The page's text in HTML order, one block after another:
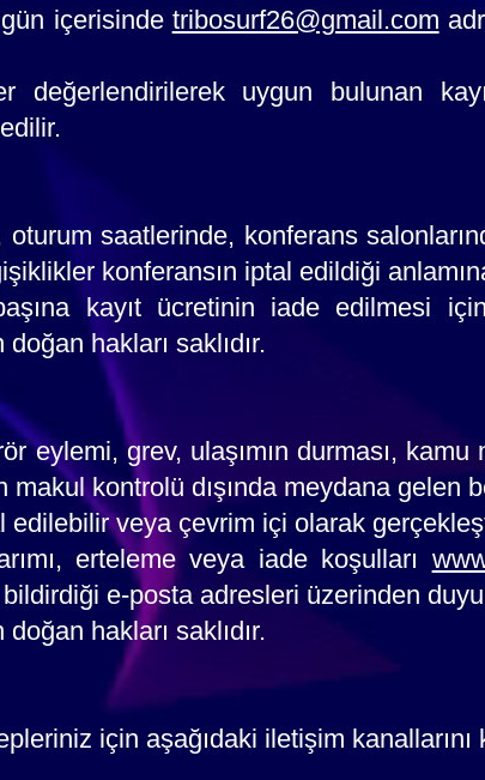
içerisinde tribosurf26@gmail.com
değerlendirilerek uygun bulunan
saatlerinde, konferans
konferansın iptal edildiği
kayıt ücretinin iade edilmesi
hakları saklıdır.
eylemi, grev, ulaşımın durması, kamu
makul kontrolü dışında meydana gelen
veya çevrim içi olarak
erteleme veya iade koşulları
bildirdiği e-posta adresleri üzerinden
hakları saklıdır.
için aşağıdaki iletişim